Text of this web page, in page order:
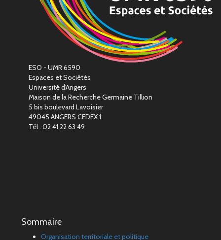
ESO - UMR 6590
Espaces et Sociétés
Université d'Angers
Maison de la Recherche Germaine Tillion
5 bis boulevard Lavoisier
49045 ANGERS CEDEX 1
Tél : 02 41 22 63 49
Sommaire
Organisation territoriale et politique